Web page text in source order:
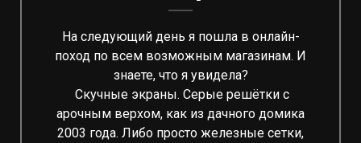
На следующий день я пошла в онлайн-
поход по всем возможным магазинам. И
знаете, что я увидела?
Скучные экраны. Серые решётки с
арочным верхом, как из дачного домика
2003 года. Либо просто железные сетки,